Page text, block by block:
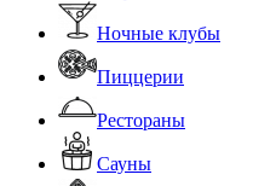
Ночные клубы
Пиццерии
Рестораны
Сауны